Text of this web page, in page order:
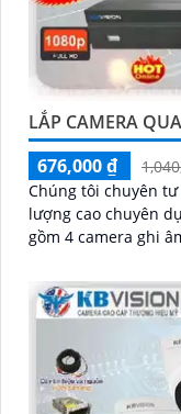
LẮP CAMERA
676,000 ₫
Chúng tôi chuyên
lượng cao chuyên dụng cho
gồm 4 camera ghi